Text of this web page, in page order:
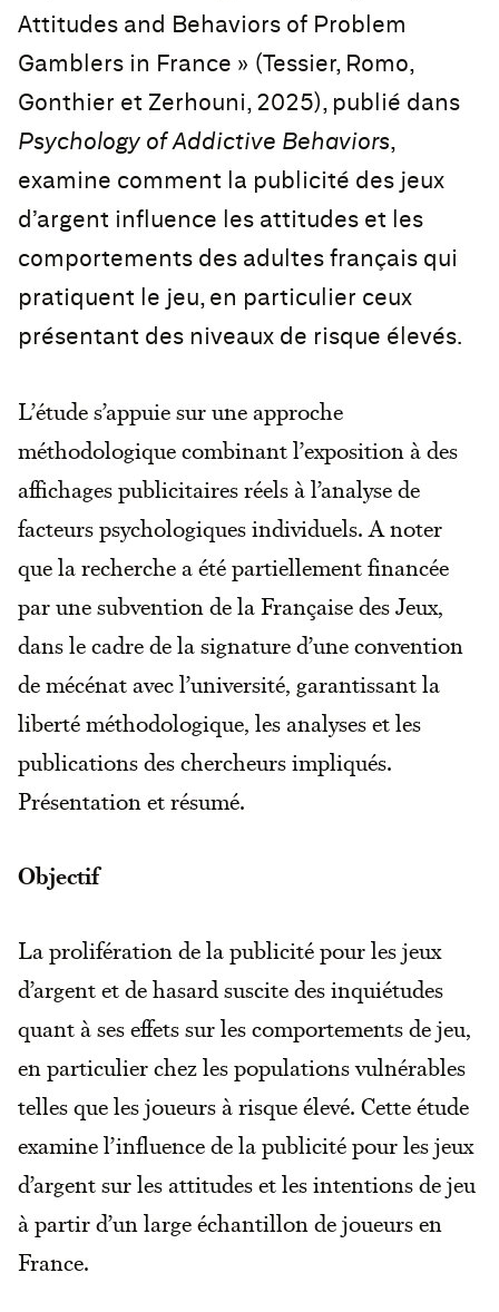
Attitudes and Behaviors of Problem
Gamblers in France » (Tessier, Romo,
Gonthier et Zerhouni, 2025), publié dans
Psychology of Addictive Behaviors,
examine comment la publicité des jeux
d’argent influence les attitudes et les
comportements des adultes français qui
pratiquent le jeu, en particulier ceux
présentant des niveaux de risque élevés.
L’étude s’appuie sur une approche
méthodologique combinant l’exposition à des
affichages publicitaires réels à l’analyse de
facteurs psychologiques individuels. A noter
que la recherche a été partiellement financée
par une subvention de la Française des Jeux,
dans le cadre de la signature d’une convention
de mécénat avec l’université, garantissant la
liberté méthodologique, les analyses et les
publications des chercheurs impliqués.
Présentation et résumé.
Objectif
La prolifération de la publicité pour les jeux
d’argent et de hasard suscite des inquiétudes
quant à ses effets sur les comportements de jeu,
en particulier chez les populations vulnérables
telles que les joueurs à risque élevé. Cette étude
examine l’influence de la publicité pour les jeux
d’argent sur les attitudes et les intentions de jeu
à partir d’un large échantillon de joueurs en
France.